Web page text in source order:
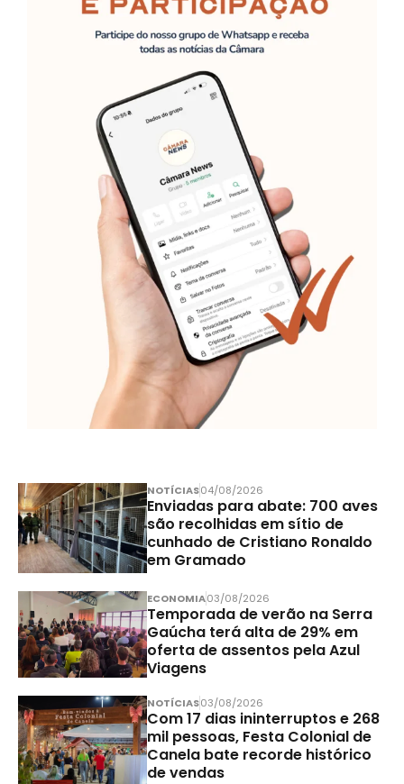
NOTÍCIAS04/08/2026
Enviadas para abate: 700 aves
são recolhidas em sítio de
cunhado de Cristiano Ronaldo
em Gramado
ECONOMIA03/08/2026
Temporada de verão na Serra
Gaúcha terá alta de 29% em
oferta de assentos pela Azul
Viagens
NOTÍCIAS03/08/2026
Com 17 dias ininterruptos e 268
mil pessoas, Festa Colonial de
Canela bate recorde histórico
de vendas